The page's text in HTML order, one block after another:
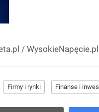
/ WysokieNapęcie.pl
Firmy i rynki Finanse i